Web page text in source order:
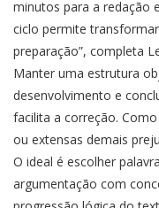
minutos para a redação
ciclo permite
preparação”, completa
Manter uma estrutura
desenvolvimento e
facilita a correção.
ou extensas demais
O ideal é escolher
argumentação com